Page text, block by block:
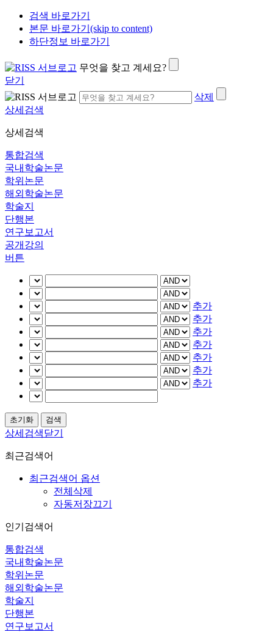
검색 바로가기
본문 바로가기(skip to content)
하단정보 바로가기
무엇을 찾고 계세요?
닫기
삭제
상세검색
상세검색
통합검색
국내학술논문
학위논문
해외학술논문
학술지
단행본
연구보고서
공개강의
버튼
추가
추가
추가
추가
추가
추가
추가
상세검색닫기
최근검색어
최근검색어 옵션
전체삭제
자동저장끄기
인기검색어
통합검색
국내학술논문
학위논문
해외학술논문
학술지
단행본
연구보고서